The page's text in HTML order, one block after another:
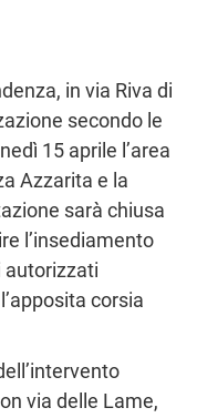
in via Riva di
secondo le
15 aprile l’area
Azzarita e la
sarà chiusa
l’insediamento
autorizzati
corsia
via delle Lame,